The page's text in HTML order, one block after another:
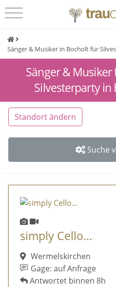
Sänger & Musiker in Bocholt für
Sänger &
Silvesterparty
Standort ändern
Suche
simply Cello...
Wermelskirchen
Gage: auf Anfrage
Antwortet binnen 8h